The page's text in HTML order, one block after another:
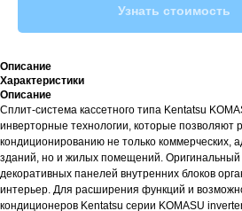
Узнать стоимость
Описание
Характеристики
Описание
Сплит-система кассетного типа Kentatsu
инверторные технологии, которые позволяют
кондиционированию не только коммерческих,
зданий, но и жилых помещений.
декоративных панелей внутренних блоков
интерьер. Для расширения функций и
кондиционеров Kentatsu серии KOMASU